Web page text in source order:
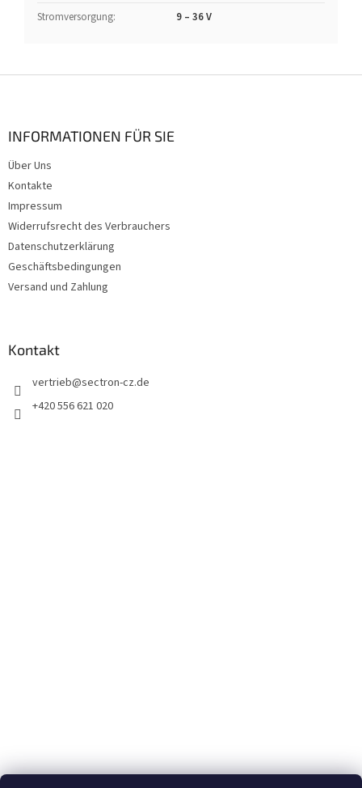
Stromversorgung: 9 – 36 V
INFORMATIONEN FÜR SIE
Über Uns
Kontakte
Impressum
Widerrufsrecht des Verbrauchers
Datenschutzerklärung
Geschäftsbedingungen
Versand und Zahlung
Kontakt
vertrieb@sectron-cz.de
+420 556 621 020